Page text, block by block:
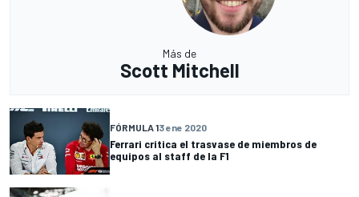
Más de
Scott Mitchell
FÓRMULA 13 ene 2020
Ferrari critica el trasvase de miembros de
equipos al staff de la F1